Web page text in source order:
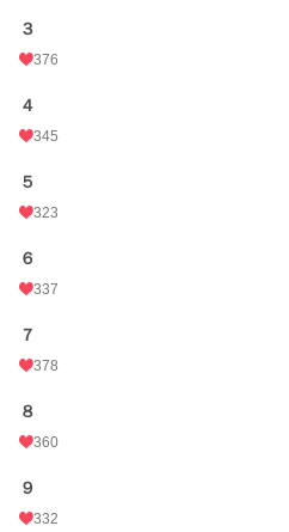
３
376
４
345
５
323
６
337
７
378
８
360
９
332